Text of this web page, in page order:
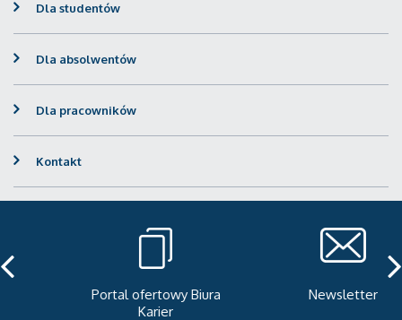
Dla studentów
Dla absolwentów
Dla pracowników
Kontakt
Portal ofertowy Biura
Newsletter